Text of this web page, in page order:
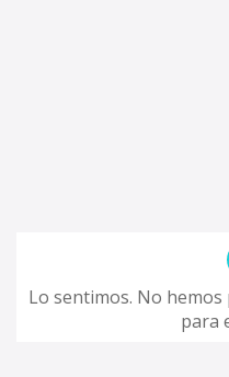
Lo sentimos. No
para